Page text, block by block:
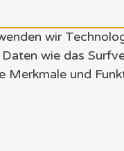
wir
wie das
Merkmale und